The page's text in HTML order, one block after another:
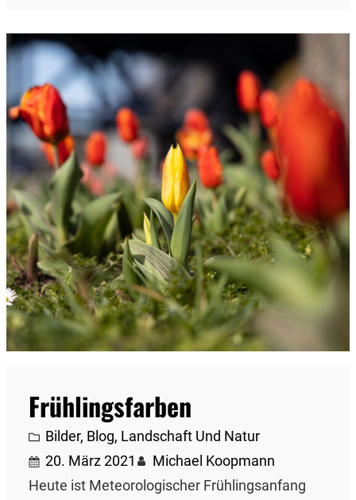
Frühlingsfarben
Bilder, Blog, Landschaft Und Natur
20. März 2021
Michael Koopmann
Heute ist Meteorologischer Frühlingsanfang